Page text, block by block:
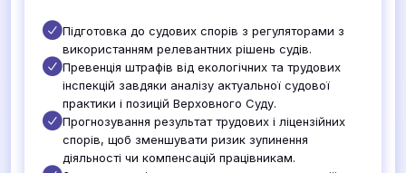
Підготовка до судових спорів з регуляторами з
використанням релевантних рішень судів.
Превенція штрафів від екологічних та трудових
інспекцій завдяки аналізу актуальної судової
практики і позицій Верховного Суду.
Прогнозування результат трудових і ліцензійних
спорів, щоб зменшувати ризик зупинення
діяльності чи компенсацій працівникам.